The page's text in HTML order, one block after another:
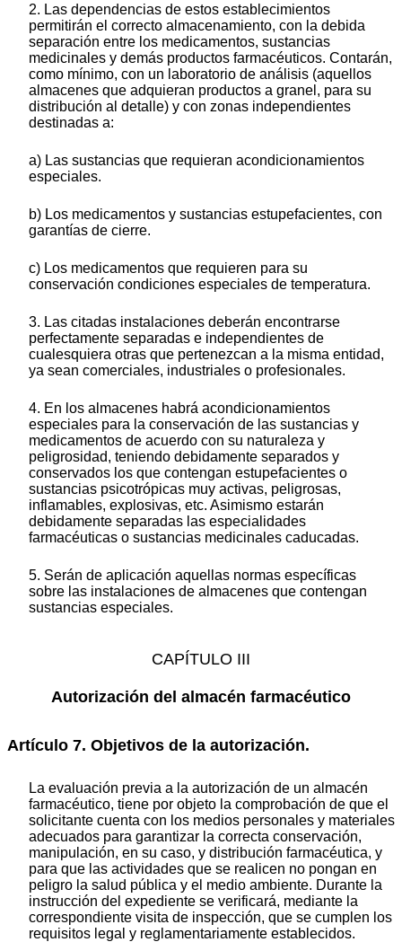
2. Las dependencias de estos establecimientos
permitirán el correcto almacenamiento, con la debida
separación entre los medicamentos, sustancias
medicinales y demás productos farmacéuticos. Contarán,
como mínimo, con un laboratorio de análisis (aquellos
almacenes que adquieran productos a granel, para su
distribución al detalle) y con zonas independientes
destinadas a:
a) Las sustancias que requieran acondicionamientos
especiales.
b) Los medicamentos y sustancias estupefacientes, con
garantías de cierre.
c) Los medicamentos que requieren para su
conservación condiciones especiales de temperatura.
3. Las citadas instalaciones deberán encontrarse
perfectamente separadas e independientes de
cualesquiera otras que pertenezcan a la misma entidad,
ya sean comerciales, industriales o profesionales.
4. En los almacenes habrá acondicionamientos
especiales para la conservación de las sustancias y
medicamentos de acuerdo con su naturaleza y
peligrosidad, teniendo debidamente separados y
conservados los que contengan estupefacientes o
sustancias psicotrópicas muy activas, peligrosas,
inflamables, explosivas, etc. Asimismo estarán
debidamente separadas las especialidades
farmacéuticas o sustancias medicinales caducadas.
5. Serán de aplicación aquellas normas específicas
sobre las instalaciones de almacenes que contengan
sustancias especiales.
CAPÍTULO III
Autorización del almacén farmacéutico
Artículo 7. Objetivos de la autorización.
La evaluación previa a la autorización de un almacén
farmacéutico, tiene por objeto la comprobación de que el
solicitante cuenta con los medios personales y materiales
adecuados para garantizar la correcta conservación,
manipulación, en su caso, y distribución farmacéutica, y
para que las actividades que se realicen no pongan en
peligro la salud pública y el medio ambiente. Durante la
instrucción del expediente se verificará, mediante la
correspondiente visita de inspección, que se cumplen los
requisitos legal y reglamentariamente establecidos.